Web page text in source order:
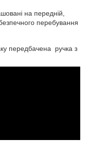
на передній,
перебування
передбачена ручка з